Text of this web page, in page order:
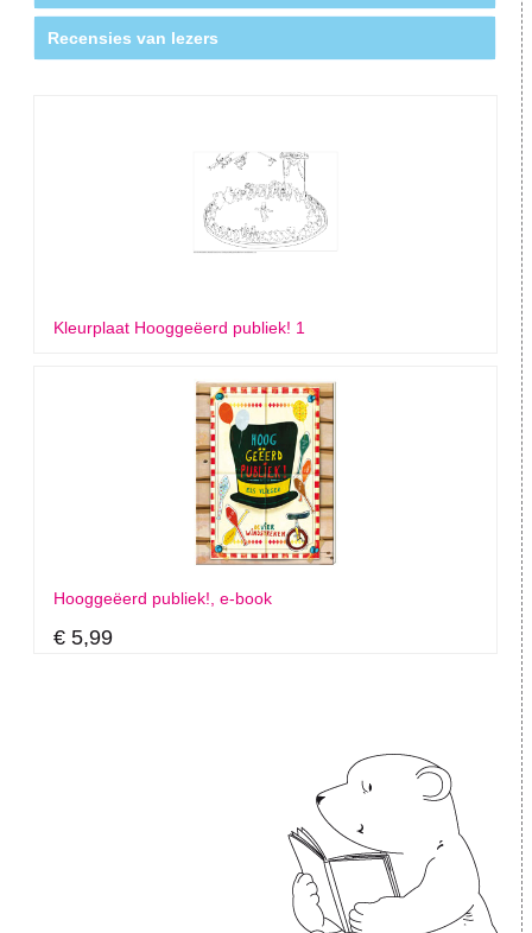
Recensies van lezers
Kleurplaat Hooggeëerd publiek! 1
Hooggeëerd publiek!, e-book
€ 5,99